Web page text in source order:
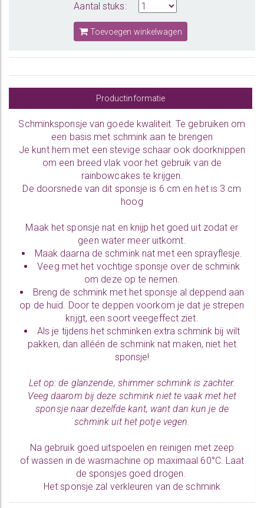
Aantal stuks:
Toevoegen winkelwagen
Productinformatie
Schminksponsje van goede kwaliteit. Te gebruiken om
een basis met schmink aan te brengen
Je kunt hem met een stevige schaar ook doorknippen
om een breed vlak voor het gebruik van de
rainbowcakes te krijgen.
De doorsnede van dit sponsje is 6 cm en het is 3 cm
hoog
Maak het sponsje nat en knijp het goed uit zodat er
geen water meer uitkomt.
Maak daarna de schmink nat met een sprayflesje.
Veeg met het vochtige sponsje over de schmink
om deze op te nemen.
Breng de schmink met het sponsje al deppend aan
op de huid. Door te deppen voorkom je dat je strepen
krijgt, een soort veegeffect ziet.
Als je tijdens het schminken extra schmink bij wilt
pakken, dan alléén de schmink nat maken, niet het
sponsje!
Let op: de glanzende, shimmer schmink is zachter.
Veeg daarom bij deze schmink niet te vaak met het
sponsje naar dezelfde kant, want dan kun je de
schmink uit het potje vegen.
Na gebruik goed uitspoelen en reinigen met zeep
of wassen in de wasmachine op maximaal 60°C. Laat
de sponsjes goed drogen.
Het sponsje zal verkleuren van de schmink